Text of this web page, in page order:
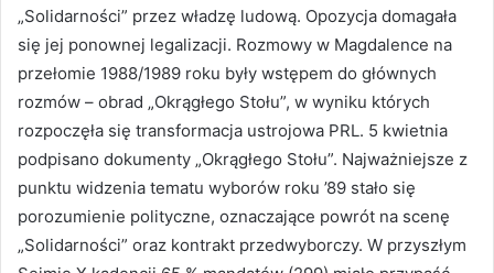
„Solidarności” przez władzę ludową. Opozycja domagała
się jej ponownej legalizacji. Rozmowy w Magdalence na
przełomie 1988/1989 roku były wstępem do głównych
rozmów – obrad „Okrągłego Stołu”, w wyniku których
rozpoczęła się transformacja ustrojowa PRL. 5 kwietnia
podpisano dokumenty „Okrągłego Stołu”. Najważniejsze z
punktu widzenia tematu wyborów roku ’89 stało się
porozumienie polityczne, oznaczające powrót na scenę
„Solidarności” oraz kontrakt przedwyborczy. W przyszłym